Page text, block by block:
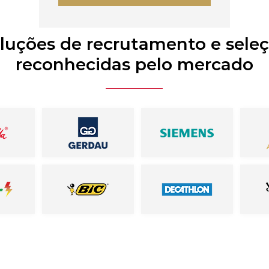
de recrutamento e
reconhecidas pelo mercado